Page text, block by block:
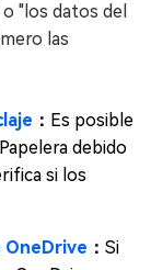
"los datos del
las
： Es posible
debido
si los
OneDrive ： Si